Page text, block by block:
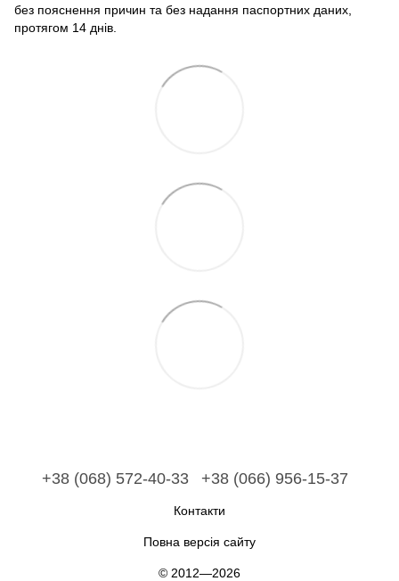
без пояснення причин та без надання паспортних даних,
протягом 14 днів.
+38 (068) 572-40-33 +38 (066) 956-15-37
Контакти
Повна версія сайту
© 2012—2026